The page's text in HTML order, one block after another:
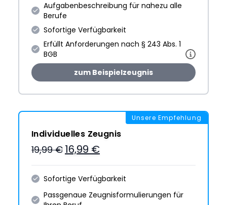
Aufgabenbeschreibung für nahezu alle
Berufe
Sofortige Verfügbarkeit
Erfüllt Anforderungen nach § 243 Abs. 1
BGB
zum Beispielzeugnis
Unsere Empfehlung
Individuelles Zeugnis
19,99 € 16,99 €
Sofortige Verfügbarkeit
Passgenaue Zeugnis­formulie­rungen für